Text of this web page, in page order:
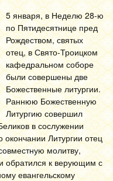
5 января, в Неделю 28-ю
по Пятидесятнице пред
Рождеством, святых
отец, в Свято-Троицком
кафедральном соборе
были совершены две
Божественные литургии.
Раннюю Божественную
Литургию совершил
в сослужении
Литургии отец
молитву,
обратился к верующим с
евангельскому